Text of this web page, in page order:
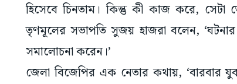
হিসেবে চিনতাম। কিন্তু কী কাজ করে,
তৃণমূলের সভাপতি সুজয় হাজরা বলেন, ‘ঘটনার
সমালোচনা করেন।’
জেলা বিজেপির এক নেতার কথায়, ‘বারবার